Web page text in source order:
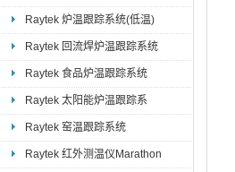
Raytek 炉温跟踪系统(低温)
Raytek 回流焊炉温跟踪系统
Raytek 食品炉温跟踪系统
Raytek 太阳能炉温跟踪系
Raytek 窑温跟踪系统
Raytek 红外测温仪Marathon